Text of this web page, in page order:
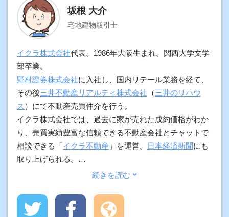
坂根 大介
宅地建物取引士
イクラ株式会社代表。1986年大阪生まれ。関西大学文学
部卒業。
野村證券株式会社に入社し、国内リテール業務を経て、
その後三井不動産リアルティ株式会社 （三井のリハウ
ス ）にて不動産売買仲介を行う。
イクラ株式会社では、過去に家が売れた成約価格がわか
り、売買実績豊富な信頼できる不動産会社とチャットで
相談できる「イクラ不動産 」を運営。 日本経済新聞にも
取り上げられる。
加えて、契約実務や物件調査の経験をもとに、プロ向け
りやすく発信している。
また、司法書士事務所では、不動産登記の専門家として